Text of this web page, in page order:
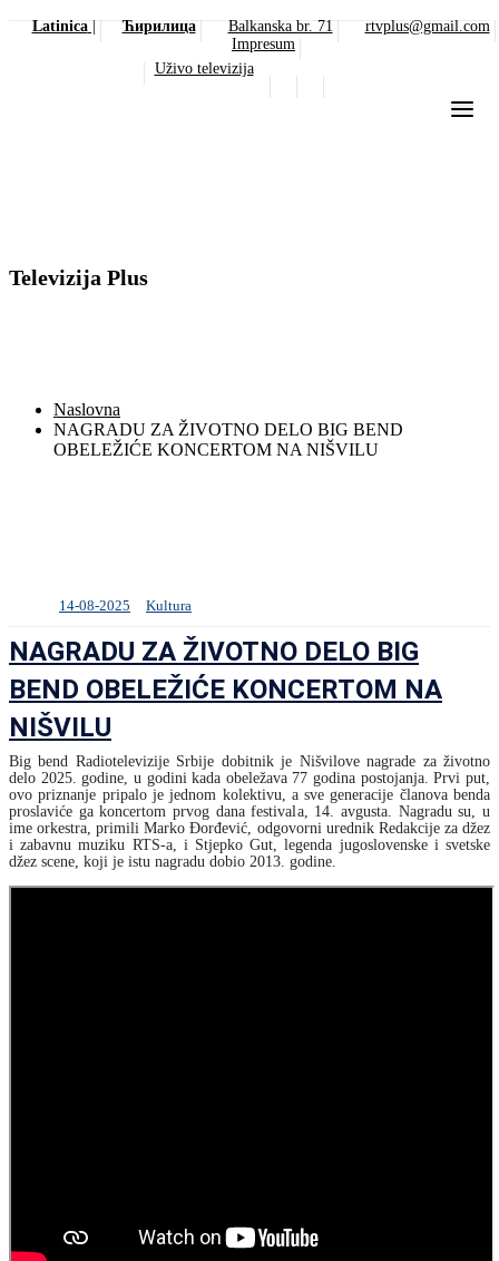
Latinica| Ћирилица Balkanska br. 71
rtvplus@gmail.com
Impresum
Uživo televizija
Televizija Plus
Naslovna
NAGRADU ZA ŽIVOTNO DELO BIG BEND
OBELEŽIĆE KONCERTOM NA NIŠVILU
14-08-2025 Kultura
NAGRADU ZA ŽIVOTNO DELO BIG
BEND OBELEŽIĆE KONCERTOM NA
NIŠVILU
Big bend Radiotelevizije Srbije dobitnik je Nišvilove nagrade za životno
delo 2025. godine, u godini kada obeležava 77 godina postojanja. Prvi put,
ovo priznanje pripalo je jednom kolektivu, a sve generacije članova benda
proslaviće ga koncertom prvog dana festivala, 14. avgusta. Nagradu su, u
ime orkestra, primili Marko Đorđević, odgovorni urednik Redakcije za džez
i zabavnu muziku RTS-a, i Stjepko Gut, legenda jugoslovenske i svetske
džez scene, koji je istu nagradu dobio 2013. godine.